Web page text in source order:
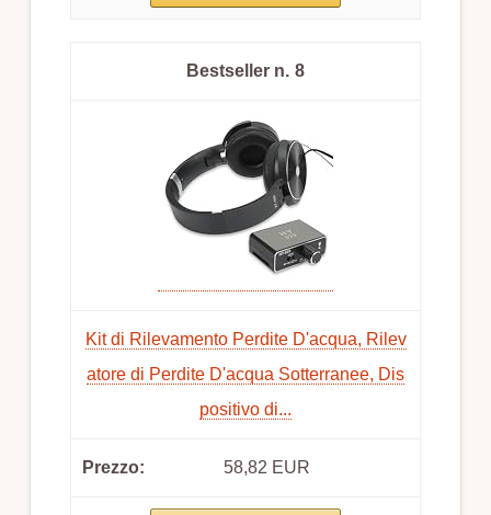
8
Kit di Rilevamento Perdite D'acqua, Rilev
atore di Perdite D'acqua Sotterranee, Dis
positivo di...
58,82 EUR